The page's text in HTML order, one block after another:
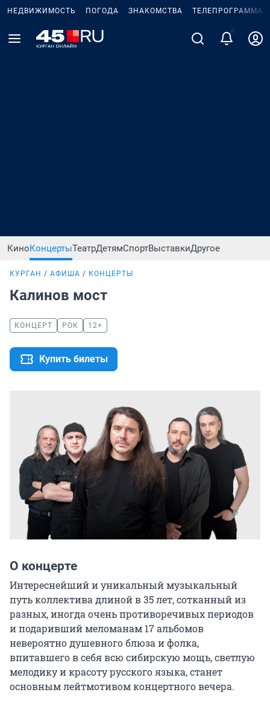
НЕДВИЖИМОСТЬ ПОГОДА ЗНАКОМСТВА ТЕЛЕПРОГРАММА
КиноКонцертыТеатрДетямСпортВыставкиДругое
КУРГАН АФИША КОНЦЕРТЫ
Калинов мост
КОНЦЕРТ РОК 12+
Купить билеты
О концерте
Интереснейший и уникальный музыкальный
путь коллектива длиной в 35 лет, сотканный из
разных, иногда очень противоречивых периодов
и подаривший меломанам 17 альбомов
невероятно душевного блюза и фолка,
впитавшего в себя всю сибирскую мощь, светлую
мелодику и красоту русского языка, станет
основным лейтмотивом концертного вечера.